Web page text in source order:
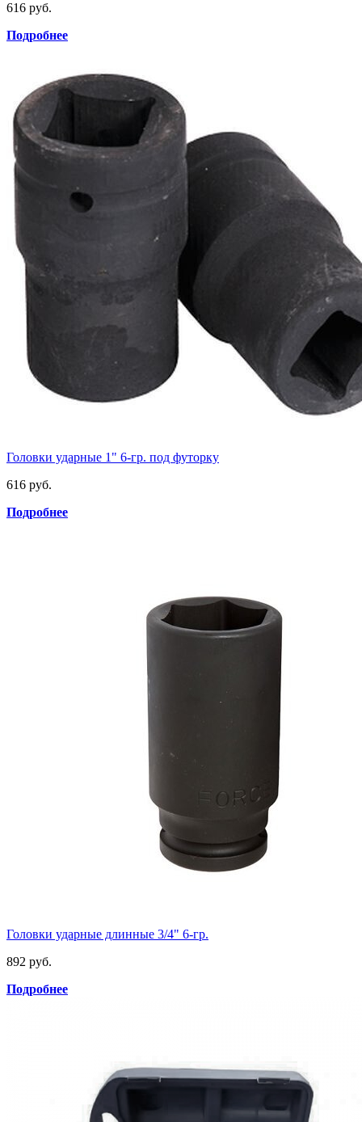
616 руб.
Подробнее
Головки ударные 1" 6-гр. под футорку
616 руб.
Подробнее
Головки ударные длинные 3/4" 6-гр.
892 руб.
Подробнее